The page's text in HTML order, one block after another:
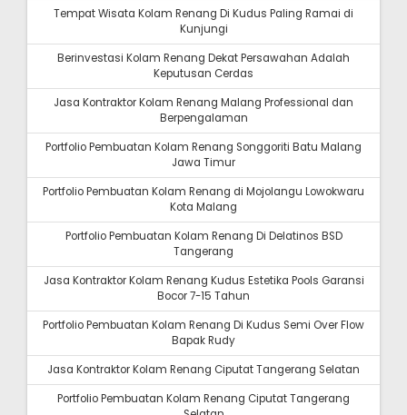
Tempat Wisata Kolam Renang Di Kudus Paling Ramai di
Kunjungi
Berinvestasi Kolam Renang Dekat Persawahan Adalah
Keputusan Cerdas
Jasa Kontraktor Kolam Renang Malang Professional dan
Berpengalaman
Portfolio Pembuatan Kolam Renang Songgoriti Batu Malang
Jawa Timur
Portfolio Pembuatan Kolam Renang di Mojolangu Lowokwaru
Kota Malang
Portfolio Pembuatan Kolam Renang Di Delatinos BSD
Tangerang
Jasa Kontraktor Kolam Renang Kudus Estetika Pools Garansi
Bocor 7-15 Tahun
Portfolio Pembuatan Kolam Renang Di Kudus Semi Over Flow
Bapak Rudy
Jasa Kontraktor Kolam Renang Ciputat Tangerang Selatan
Portfolio Pembuatan Kolam Renang Ciputat Tangerang